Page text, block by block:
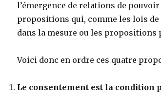
l’émergence de relations de
propositions qui, comme les lois de
dans la mesure ou les propositions
Voici donc en ordre ces quatre
Le consentement est la condition